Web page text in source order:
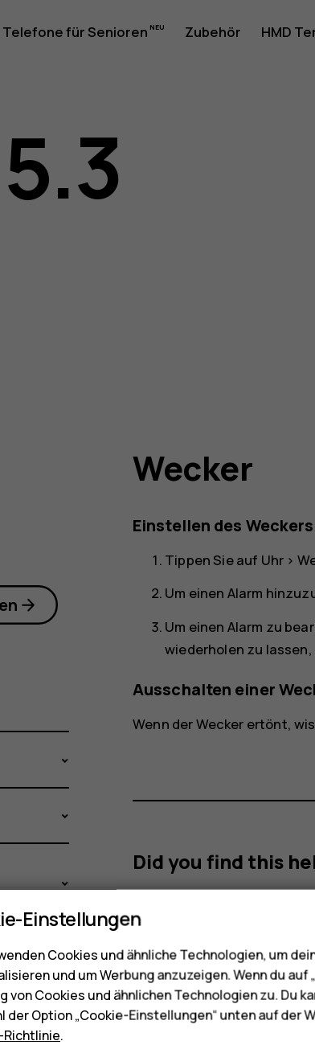
Telefone für Senioren Zubehör HMD
Wecker
Einstellen des Weckers
Tippen Sie auf Uhr >
Um einen Alarm
Um einen Alarm zu
wiederholen zu
Ausschalten einer
Wenn der Wecker ertönt,
Did you find this
Einstellungen
Cookies und ähnliche Technologien, um
und um Werbung anzuzeigen. Wenn du
von Cookies und ähnlichen Technologien zu. Du
der Option „Cookie-Einstellungen“ unten auf der
.